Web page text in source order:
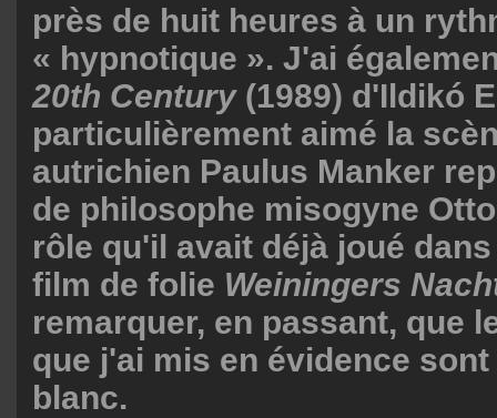
près de huit heures à un
« hypnotique ». J'ai
20th Century(1989) d'Ildikó
particulièrement aimé la
autrichien Paulus Manker
de philosophe misogyne
rôle qu'il avait déjà joué
film de folie Weiningers
remarquer, en passant, que
que j'ai mis en évidence
blanc.